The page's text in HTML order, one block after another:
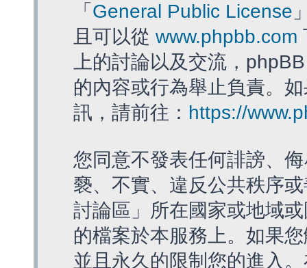
「 General Public License
且可以從 www.phpbb.com
上的討論以及交流，
的內容或行為舉止負責。
訊，請前往： https://
您同意不發表任何誹謗、
褻、不實、違反公共秩序
討論區」所在國家或地域
的檔案於本服務上。如果
並且永久的限制您的進入